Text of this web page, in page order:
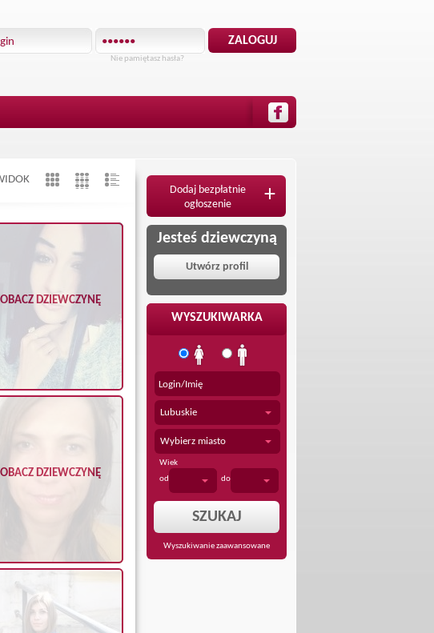
Nie pamiętasz hasła?
DZIEWCZYNĘ
DZIEWCZYNĘ
Dodaj bezpłatnie
ogłoszenie
+
Jesteś dziewczyną
Utwórz profil
WYSZUKIWARKA
Lubuskie
Wybierz miasto
Wiek
od
do
Wyszukiwanie zaawansowane